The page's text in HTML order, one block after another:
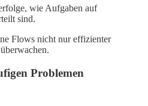
wie Aufgaben auf
sind.
Flows nicht nur effizienter
Problemen